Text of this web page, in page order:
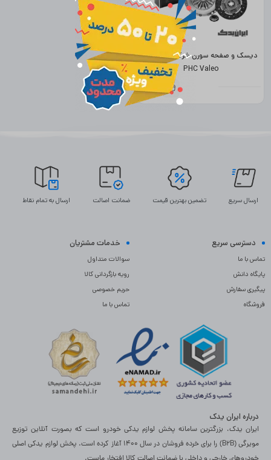
دیسک و صفحه سورن شرکتی کره والئو
PHC Valeo
(برچسباصالتسامانهتجارت)
ارسال سریع تضمین بهترین قیمت ضمانت اصالت ارسال به تمام نقاط
دسترسی سریع
تماس با ما
پایگاه دانش
پیگیری سفارش
فروشگاه
خدمات مشتریان
سوالات متداول
رویه بازگردانی کالا
حریم خصوصی
تماس با ما
درباره ایران یدک
ایران یدک، بزرگترین سامانه پخش لوازم یدکی خودرو است که بصورت آنلاین توزیع
مویرگی (B2B) را برای خرده فروشان در سال 1400 آغاز کرده است. پخش لوازم یدکی اصلی